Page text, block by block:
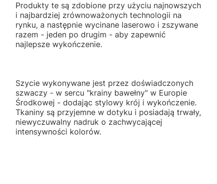
Produkty te są zdobione przy użyciu najnowszych
i najbardziej zrównoważonych technologii na
rynku, a następnie wycinane laserowo i zszywane
razem - jeden po drugim - aby zapewnić
najlepsze wykończenie.
Szycie wykonywane jest przez doświadczonych
szwaczy - w sercu "krainy bawełny" w Europie
Środkowej - dodając stylowy krój i wykończenie.
Tkaniny są przyjemne w dotyku i posiadają trwały,
niewyczuwalny nadruk o zachwycającej
intensywności kolorów.